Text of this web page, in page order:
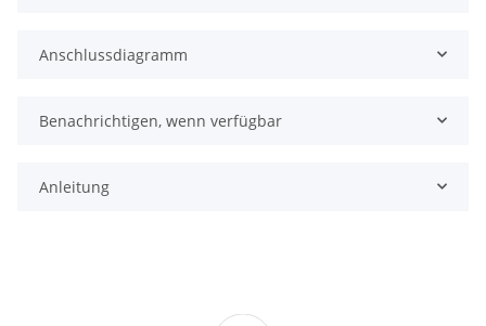
Anschlussdiagramm
Benachrichtigen, wenn verfügbar
Anleitung